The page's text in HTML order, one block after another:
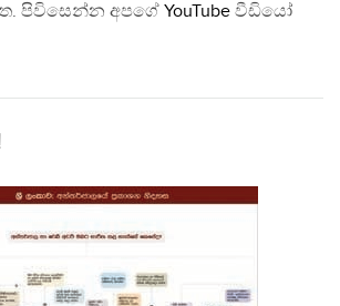
පිවිසෙන්න අපගේ YouTube වීඩියෝ